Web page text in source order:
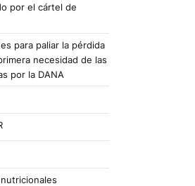
por el cártel de
para paliar la pérdida
necesidad de las
por la DANA